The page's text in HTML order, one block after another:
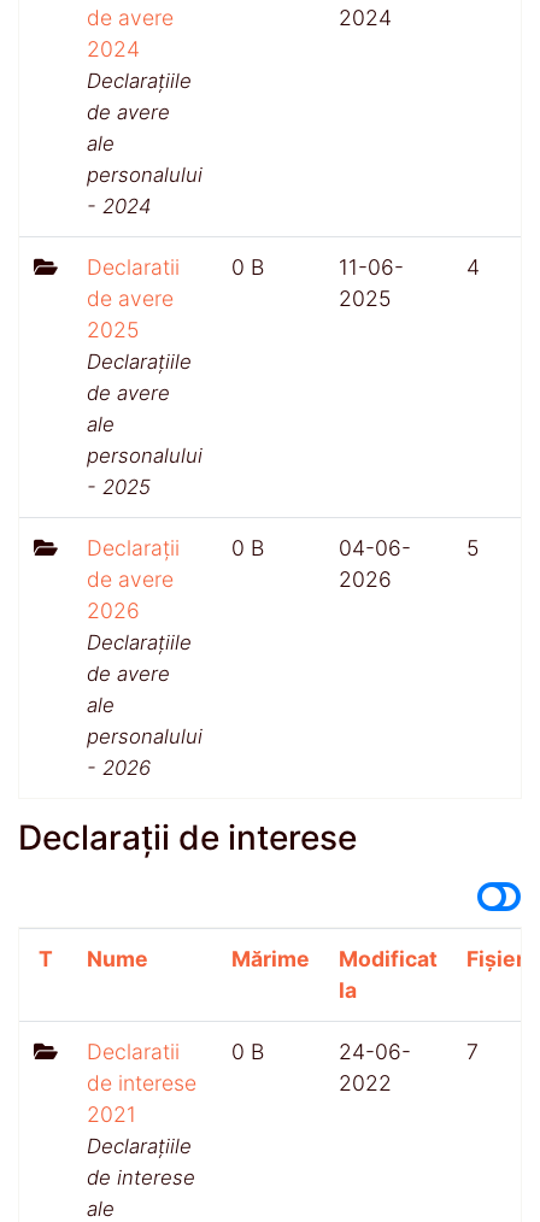
de avere
2024
Declarațiile
de avere
ale
personalului
- 2024
2024
Declaratii
de avere
2025
Declarațiile
de avere
ale
personalului
- 2025
0 B
11-06-
2025
4
Declarații
de avere
2026
Declarațiile
de avere
ale
personalului
- 2026
0 B
04-06-
2026
5
Declarații de interese
T Nume Mărime
Modificat
la
Fișiere
Declaratii
de interese
2021
Declarațiile
de interese
ale
0 B
24-06-
2022
7